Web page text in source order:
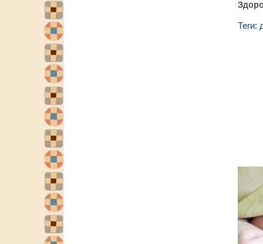
Теги: